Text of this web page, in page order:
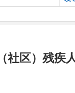
社区）残疾